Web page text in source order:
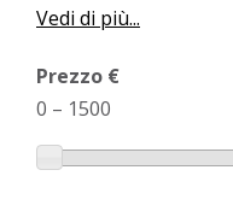
Vedi di più...
Prezzo €
0 – 1500